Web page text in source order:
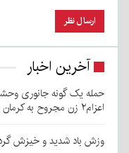
آخرین اخبار
حمله یک گونه جانوری
اعزام۲ زن مجروح به کرمان
وزش باد شدید و خیزش